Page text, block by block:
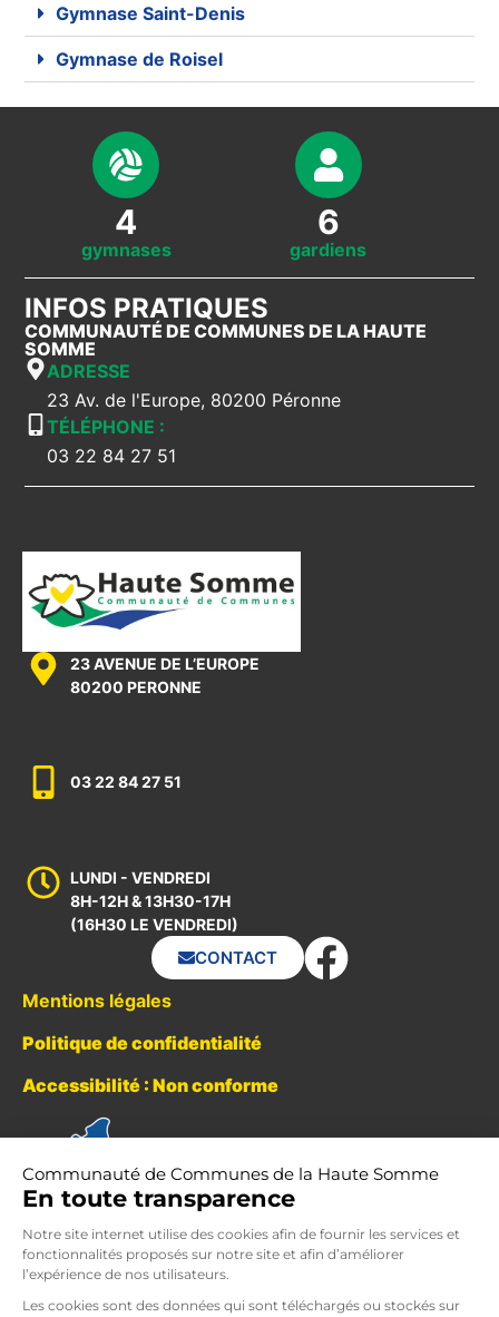
Gymnase Saint-Denis
Gymnase de Roisel
gymnases
4
gardiens
6
INFOS PRATIQUES
COMMUNAUTÉ DE COMMUNES DE LA HAUTE
SOMME
ADRESSE
23 Av. de l'Europe, 80200 Péronne
TÉLÉPHONE :
03 22 84 27 51
23 AVENUE DE L’EUROPE
80200 PERONNE
03 22 84 27 51
LUNDI - VENDREDI
8H-12H & 13H30-17H
(16H30 LE VENDREDI)
CONTACT
Mentions légales
Politique de confidentialité
Accessibilité : Non conforme
Communauté de Communes de la Haute Somme
En toute transparence
Notre site internet utilise des cookies afin de fournir les services et
fonctionnalités proposés sur notre site et afin d’améliorer
l’expérience de nos utilisateurs.
Les cookies sont des données qui sont téléchargés ou stockés sur